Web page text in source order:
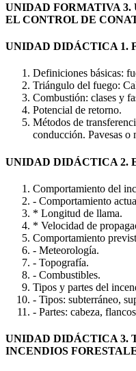
UNIDAD FORMATIVA 3.
EL CONTROL DE
UNIDAD DIDÁCTICA 1.
Definiciones básicas:
Triángulo del fuego:
Combustión: clases y
Potencial de retorno.
Métodos de
conducción. Pavesas o
UNIDAD DIDÁCTICA 2.
Comportamiento del
- Comportamiento
* Longitud de llama.
* Velocidad de
Comportamiento
- Meteorología.
- Topografía.
- Combustibles.
Tipos y partes del
- Tipos: subterráneo,
- Partes: cabeza,
UNIDAD DIDÁCTICA 3.
INCENDIOS